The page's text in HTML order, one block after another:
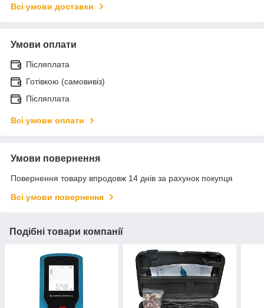
Всі умови доставки
Умови оплати
Післяплата
Готівкою (самовивіз)
Післяплата
Всі умови оплати
Умови повернення
Повернення товару впродовж 14 днів за рахунок покупця
Всі умови повернення
Подібні товари компанії